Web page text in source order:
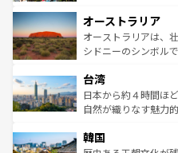
部のニューオーリン
文化が魅力。旅行者
しみながら、その多
ならではの贅沢な旅のスタイルだ。
情報はコンテンツ一覧
ワイ島は見逃せない
島だが、静かな自然
おすすめ。エメラル
れるおもてなしの心
人々、おいしいロー
ク、伝統的なフラダ
ワイを、存分に味わってほしい。 なお
はコンテンツ一覧を
オーストラリア
オーストラリアは、
シドニーのシンボル
リアリーフや大陸中
ク）、タスマニアの
ど、見どころがたく
いる。アクティビテ
台湾
日本から約４時間ほ
自然が織りなす魅力
ン）、静ひつな山岳
韓国